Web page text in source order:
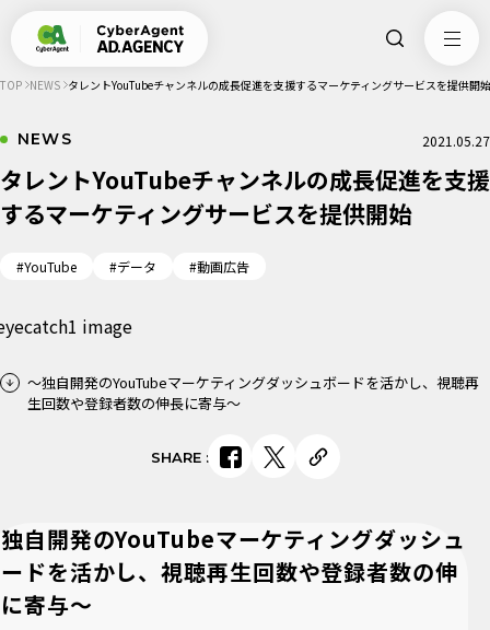
TOP NEWS タレントYouTubeチャンネルの成長促進を支援するマーケティングサービスを提供開始
NEWS 2021.05.27
タレントYouTubeチャンネルの成長促進を支援
するマーケティングサービスを提供開始
#YouTube #データ #動画広告
自開発のYouTubeマーケティングダッシュ
ドを活かし、視聴再生回数や登録者数の伸
寄与～
～独自開発のYouTubeマーケティングダッシュボードを活かし、視聴再
生回数や登録者数の伸長に寄与～
SHARE: